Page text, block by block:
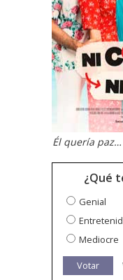
Él quería
¿Qué
Genial
Mediocre
Votar